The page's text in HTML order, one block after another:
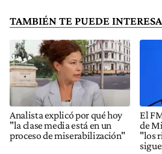
TAMBIÉN TE PUEDE
Analista explicó por qué hoy
"la clase media está en un
proceso de miserabilización"
El
de
"los